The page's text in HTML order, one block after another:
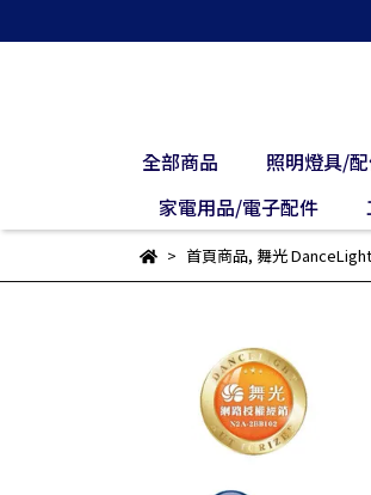
全部商品 照明燈具/
家電用品/電子配件
首頁商品, 舞光 DanceLight